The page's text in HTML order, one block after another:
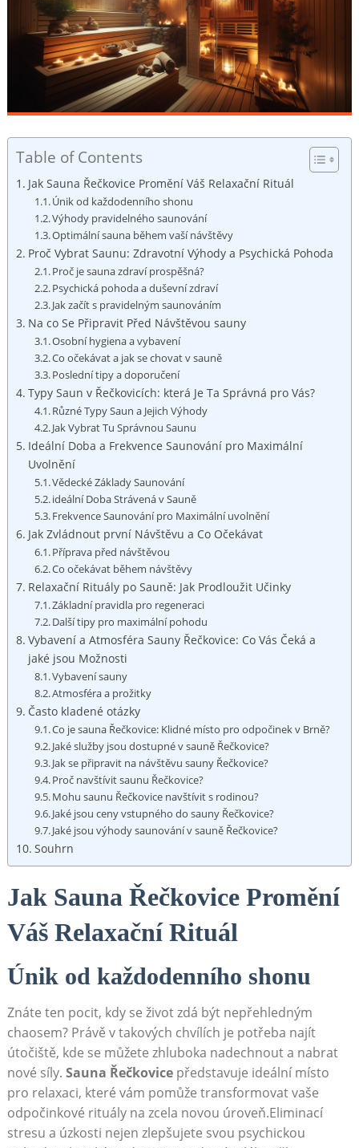
Table of Contents
Jak Sauna Řečkovice Promění Váš Relaxační Rituál
Únik od každodenního shonu
Výhody pravidelného saunování
Optimální sauna během vaší návštěvy
Proč Vybrat Saunu: Zdravotní Výhody a Psychická Pohoda
Proč je sauna zdraví prospěšná?
Psychická pohoda a duševní zdraví
Jak začít s pravidelným saunováním
Na co Se Připravit Před Návštěvou sauny
Osobní hygiena a vybavení
Co očekávat a jak se chovat v sauně
Poslední tipy a doporučení
Typy Saun v Řečkovicích: která Je Ta Správná pro Vás?
Různé Typy Saun a Jejich Výhody
Jak Vybrat Tu Správnou Saunu
Ideální Doba a Frekvence Saunování pro Maximální
Uvolnění
Vědecké Základy Saunování
ideální Doba Strávená v Sauně
Frekvence Saunování pro Maximální uvolnění
Jak Zvládnout první Návštěvu a Co Očekávat
Příprava před návštěvou
Co očekávat během návštěvy
Relaxační Rituály po Sauně: Jak Prodloužit Učinky
Základní pravidla pro regeneraci
Další tipy pro maximální pohodu
Vybavení a Atmosféra Sauny Řečkovice: Co Vás Čeká a
jaké jsou Možnosti
Vybavení sauny
Atmosféra a prožitky
Často kladené otázky
Co je sauna Řečkovice: Klidné místo pro odpočinek v Brně?
Jaké služby jsou dostupné v sauně Řečkovice?
Jak se připravit na návštěvu sauny Řečkovice?
Proč navštívit saunu Řečkovice?
Mohu saunu Řečkovice navštívit s rodinou?
Jaké jsou ceny vstupného do sauny Řečkovice?
Jaké jsou výhody saunování v sauně Řečkovice?
Souhrn
Jak Sauna Řečkovice Promění
Váš Relaxační Rituál
Únik od každodenního shonu
Znáte ten pocit, kdy se život zdá být nepřehledným
chaosem? Právě v takových chvílích je potřeba najít
útočiště, kde se můžete zhluboka nadechnout a nabrat
nové síly. Sauna Řečkovicepředstavuje ideální místo
pro relaxaci, které vám pomůže transformovat vaše
odpočinkové rituály na zcela novou úroveň.Eliminací
stresu a úzkosti nejen zlepšujete svou psychickou